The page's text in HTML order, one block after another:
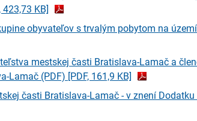
423,73 KB]
obyvateľov s trvalým pobytom na
mestskej časti Bratislava-Lamač a
Lamač (PDF) [PDF, 161,9 KB]
časti Bratislava-Lamač - v znení Dodatku